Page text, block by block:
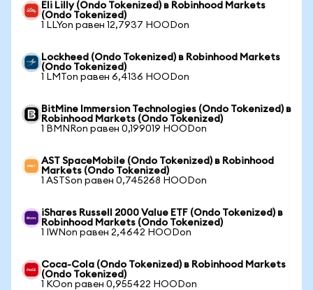
Eli Lilly (Ondo Tokenized) в Robinhood Markets
(Ondo Tokenized)
1 LLYon равен 12,7937 HOODon
Lockheed (Ondo Tokenized) в Robinhood Markets
(Ondo Tokenized)
1 LMTon равен 6,4136 HOODon
BitMine Immersion Technologies (Ondo Tokenized) в
Robinhood Markets (Ondo Tokenized)
1 BMNRon равен 0,199019 HOODon
AST SpaceMobile (Ondo Tokenized) в Robinhood
Markets (Ondo Tokenized)
1 ASTSon равен 0,745268 HOODon
iShares Russell 2000 Value ETF (Ondo Tokenized) в
Robinhood Markets (Ondo Tokenized)
1 IWNon равен 2,4642 HOODon
Coca-Cola (Ondo Tokenized) в Robinhood Markets
(Ondo Tokenized)
1 KOon равен 0,955422 HOODon